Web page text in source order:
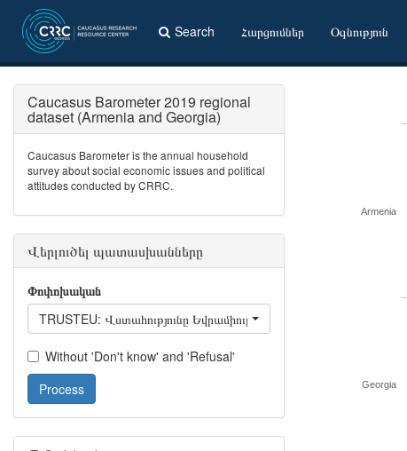
Search Հարցումներ Օգնություն
Armenia
Georgia
Caucasus Barometer 2019 regional
dataset (Armenia and Georgia)
Caucasus Barometer is the annual household
survey about social economic issues and political
attitudes conducted by CRRC.
Վերլուծել պատասխանները
Փոփոխական
TRUSTEU: Վստահությունը Եվրամիության նկատմամբ
Without 'Don't know' and 'Refusal'
Process